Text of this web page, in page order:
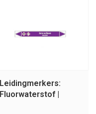
Leidingmerkers:
Fluorwaterstof |